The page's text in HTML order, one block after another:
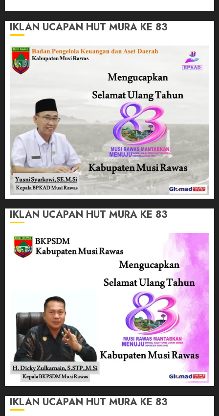
IKLAN UCAPAN HUT MURA KE 83
IKLAN UCAPAN HUT MURA KE 83
IKLAN UCAPAN HUT MURA KE 83